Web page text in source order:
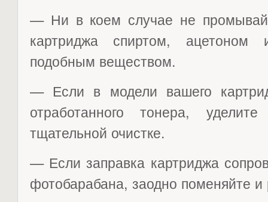
— Ни в коем случае не
картриджа спиртом, ацетоном
подобным веществом.
— Если в модели вашего
отработанного тонера,
тщательной очистке.
— Если заправка картриджа
фотобарабана, заодно поменяйте и